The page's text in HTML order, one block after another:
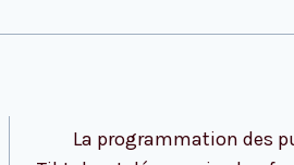
La programmation des